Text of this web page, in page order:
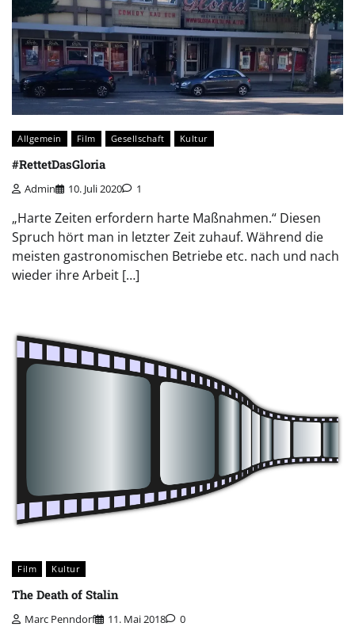
Allgemein Film Gesellschaft Kultur
#RettetDasGloria
Admin 10. Juli 2020 1
„Harte Zeiten erfordern harte Maßnahmen.“ Diesen
Spruch hört man in letzter Zeit zuhauf. Während die
meisten gastronomischen Betriebe etc. nach und nach
wieder ihre Arbeit […]
Film Kultur
The Death of Stalin
Marc Penndorf 11. Mai 2018 0